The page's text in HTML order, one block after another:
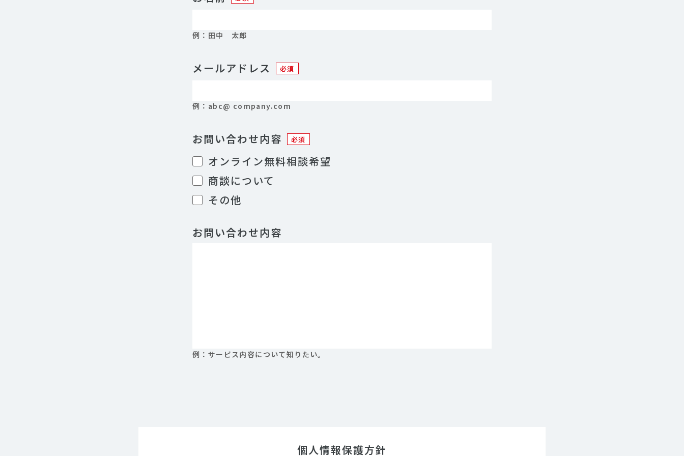
例：田中 太郎
メールアドレス 必須
例：abc@ company.com
お問い合わせ内容 必須
オンライン無料相談希望
商談について
その他
お問い合わせ内容
例：サービス内容について知りたい。
個人情報保護方針